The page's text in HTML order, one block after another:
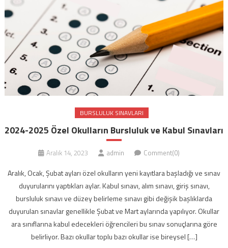
BURSLULUK SINAVLARI
2024-2025 Özel Okulların Bursluluk ve Kabul Sınavları
Aralık 14, 2023 admin Comment(0)
Aralık, Ocak, Şubat ayları özel okulların yeni kayıtlara başladığı ve sınav
duyurularını yaptıkları aylar. Kabul sınavı, alım sınavı, giriş sınavı,
bursluluk sınavı ve düzey belirleme sınavı gibi değişik başlıklarda
duyurulan sınavlar genellikle Şubat ve Mart aylarında yapılıyor. Okullar
ara sınıflarına kabul edecekleri öğrencileri bu sınav sonuçlarına göre
belirliyor. Bazı okullar toplu bazı okullar ise bireysel […]